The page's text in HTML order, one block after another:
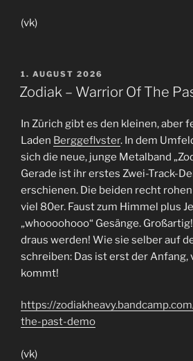
(vk)
VERÖFFENTLICHT
AM
1. AUGUST 2026
Zodiak – Warrior Of The
In Zürich gibt es den kleinen, aber
Laden Berggeflvster. In dem
sich die neue, junge Metalband
Gerade ist ihr erstes Zwei-Track-
erschienen. Die beiden recht
viel 80er. Faust zum Himmel plus
„whoooohooo“ Gesänge.
draus werden! Wie sie selber auf
schreiben: Das ist erst der Anfang,
kommt!
https://z
the-past-demo
(vk)